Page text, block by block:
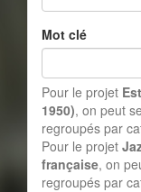
Mot clé
Pour le projet
1950), on peut
regroupés par
Pour le projet
française, on
regroupés par